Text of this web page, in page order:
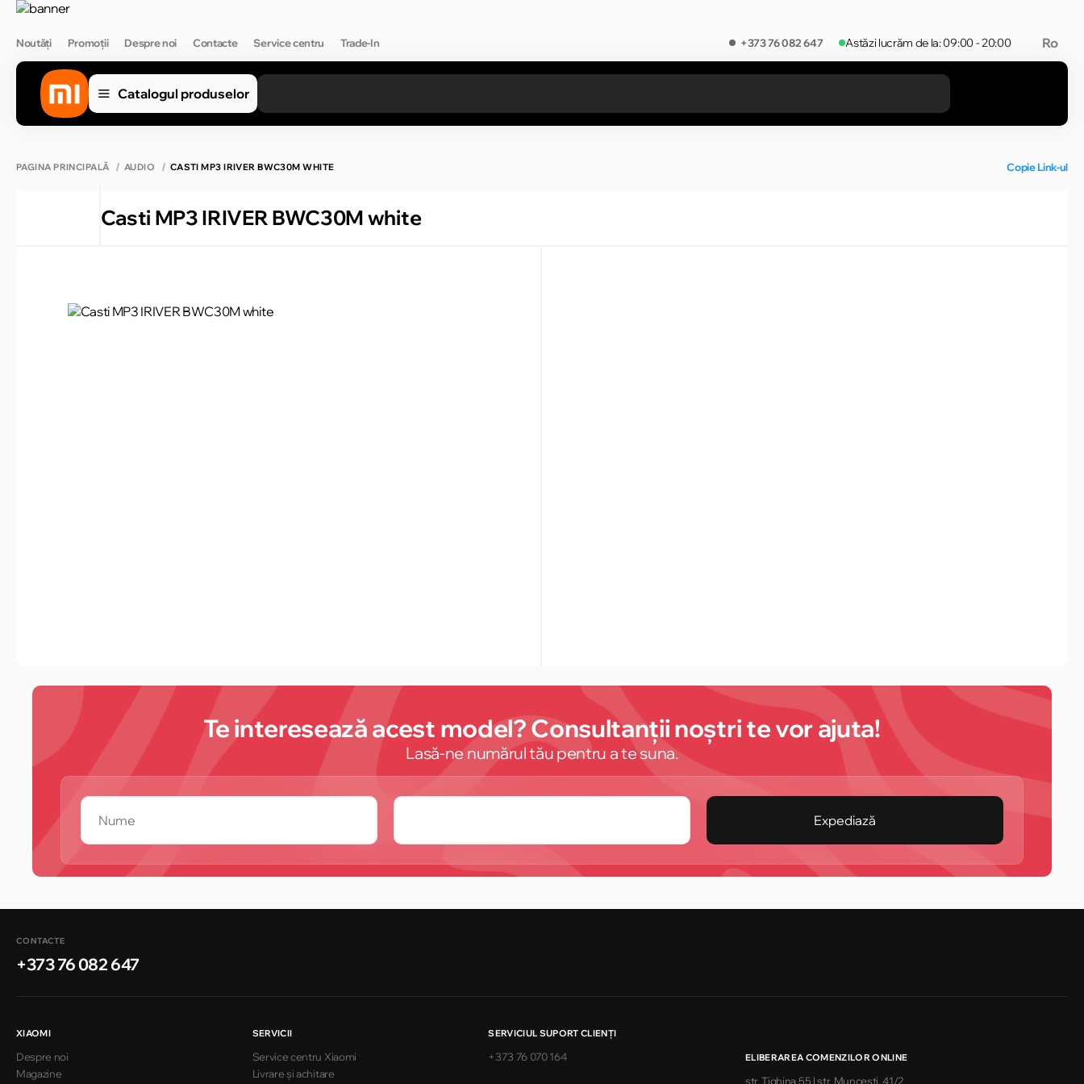
Noutăți Promoții Despre noi Contacte Service centru Trade-In +373 76 082 647 Astăzi lucrăm de la: 09:00 - 20:00 Ro
Catalogul produselor
PAGINA PRINCIPALĂ AUDIO CASTI MP3 IRIVER BWC30M WHITE Copie Link-ul
Casti MP3 IRIVER BWC30M white
Te interesează acest model? Consultanții noștri te vor ajuta!
Lasă-ne numărul tău pentru a te suna.
Expediază
CONTACTE
+373 76 082 647
XIAOMI
Despre noi
Magazine
SERVICII
Service centru Xiaomi
Livrare și achitare
SERVICIUL SUPORT CLIENŢI
+373 76 070 164 ELIBERAREA COMENZILOR ONLINE
str. Tighina 55 | str. Muncești, 41/2